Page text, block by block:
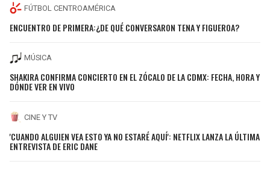
FÚTBOL CENTROAMÉRICA
ENCUENTRO DE PRIMERA:¿DE QUÉ CONVERSARON TENA Y FIGUEROA?
MÚSICA
SHAKIRA CONFIRMA CONCIERTO EN EL ZÓCALO DE LA CDMX: FECHA, HORA Y
DÓNDE VER EN VIVO
CINE Y TV
'CUANDO ALGUIEN VEA ESTO YA NO ESTARÉ AQUÍ': NETFLIX LANZA LA ÚLTIMA
ENTREVISTA DE ERIC DANE